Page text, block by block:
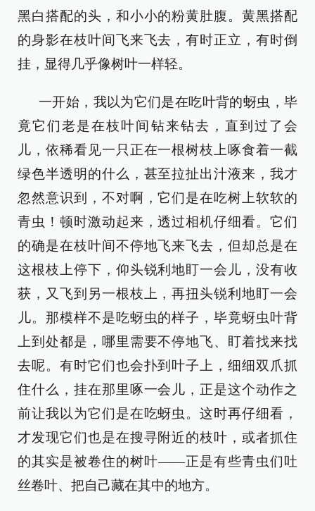
黑白搭配的头，和小小的粉黄肚腹。黄黑搭配
的身影在枝叶间飞来飞去，有时正立，有时倒
挂，显得几乎像树叶一样轻。
一开始，我以为它们是在吃叶背的蚜虫，毕
竟它们老是在枝叶间钻来钻去，直到过了会
儿，依稀看见一只正在一根树枝上啄食着一截
绿色半透明的什么，甚至拉扯出汁液来，我才
忽然意识到，不对啊，它们是在吃树上软软的
青虫！顿时激动起来，透过相机仔细看。它们
的确是在枝叶间不停地飞来飞去，但却总是在
这根枝上停下，仰头锐利地盯一会儿，没有收
获，又飞到另一根枝上，再扭头锐利地盯一会
儿。那模样不是吃蚜虫的样子，毕竟蚜虫叶背
上到处都是，哪里需要不停地飞、盯着找来找
去呢。有时它们也会扑到叶子上，细细双爪抓
住什么，挂在那里啄一会儿，正是这个动作之
前让我以为它们是在吃蚜虫。这时再仔细看，
才发现它们也是在搜寻附近的枝叶，或者抓住
的其实是被卷住的树叶——正是有些青虫们吐
丝卷叶、把自己藏在其中的地方。